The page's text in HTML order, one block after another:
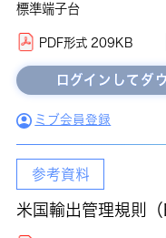
標準端子台
PDF形式 209KB
ミブ会員登録
参考資料
米国輸出管理規則